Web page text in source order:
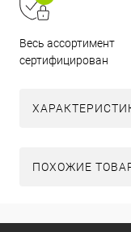
Весь ассортимент
сертифицирован
ПОХОЖИЕ